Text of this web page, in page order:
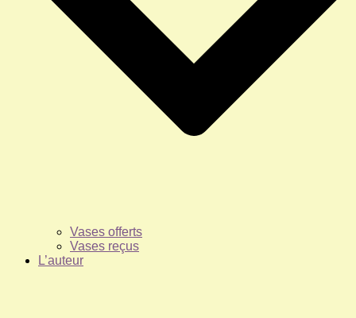
Vases offerts
Vases reçus
L’auteur